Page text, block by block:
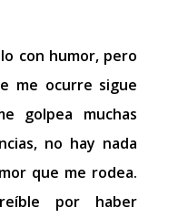
con humor, pero
me ocurre sigue
golpea muchas
no hay nada
que me rodea.
por haber